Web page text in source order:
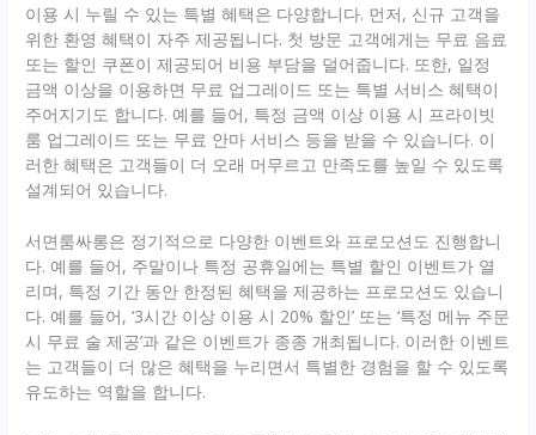
이용 시 누릴 수 있는 특별 혜택은 다양합니다. 먼저, 신규 고객을
위한 환영 혜택이 자주 제공됩니다. 첫 방문 고객에게는 무료 음료
또는 할인 쿠폰이 제공되어 비용 부담을 덜어줍니다. 또한, 일정
금액 이상을 이용하면 무료 업그레이드 또는 특별 서비스 혜택이
주어지기도 합니다. 예를 들어, 특정 금액 이상 이용 시 프라이빗
룸 업그레이드 또는 무료 안마 서비스 등을 받을 수 있습니다. 이
러한 혜택은 고객들이 더 오래 머무르고 만족도를 높일 수 있도록
설계되어 있습니다.
서면룸싸롱은 정기적으로 다양한 이벤트와 프로모션도 진행합니
다. 예를 들어, 주말이나 특정 공휴일에는 특별 할인 이벤트가 열
리며, 특정 기간 동안 한정된 혜택을 제공하는 프로모션도 있습니
다. 예를 들어, ‘3시간 이상 이용 시 20% 할인’ 또는 ‘특정 메뉴 주문
시 무료 술 제공’과 같은 이벤트가 종종 개최됩니다. 이러한 이벤트
는 고객들이 더 많은 혜택을 누리면서 특별한 경험을 할 수 있도록
유도하는 역할을 합니다.